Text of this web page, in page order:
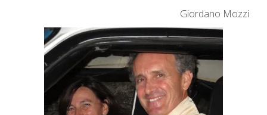
Giordano Mozzi